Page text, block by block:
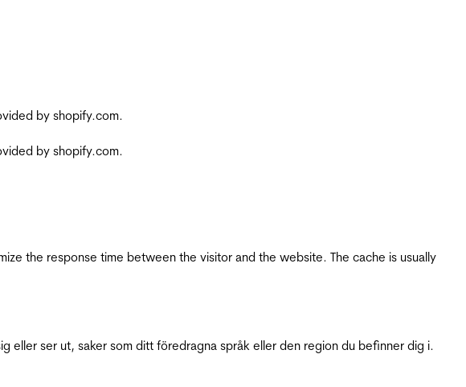
by shopify.com.
by shopify.com.
the response time between the visitor and the website. The cache is usually
eller ser ut, saker som ditt föredragna språk eller den region du befinner dig i.